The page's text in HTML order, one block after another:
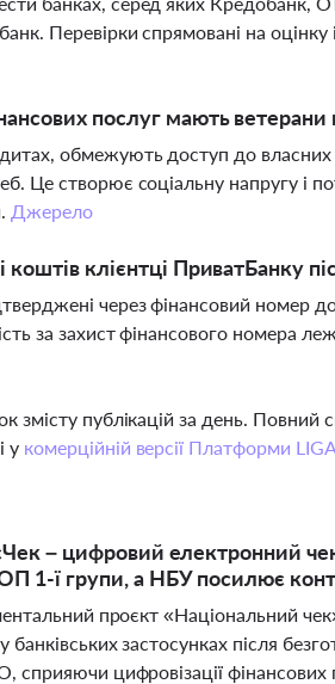
Перевірки спрямовані на оцінку
послуг мають ветерани
обмежують доступ до власних
Це створює соціальну напругу і
Джерело
клієнтці ПриватБанку
через фінансовий номер
за захист фінансового номера
змісту публікацій за день.
у комерційній версії Платформи
– цифровий електронний
1-ї групи, а НБУ посилює
проєкт «Національний
застосунках після
цифровізації